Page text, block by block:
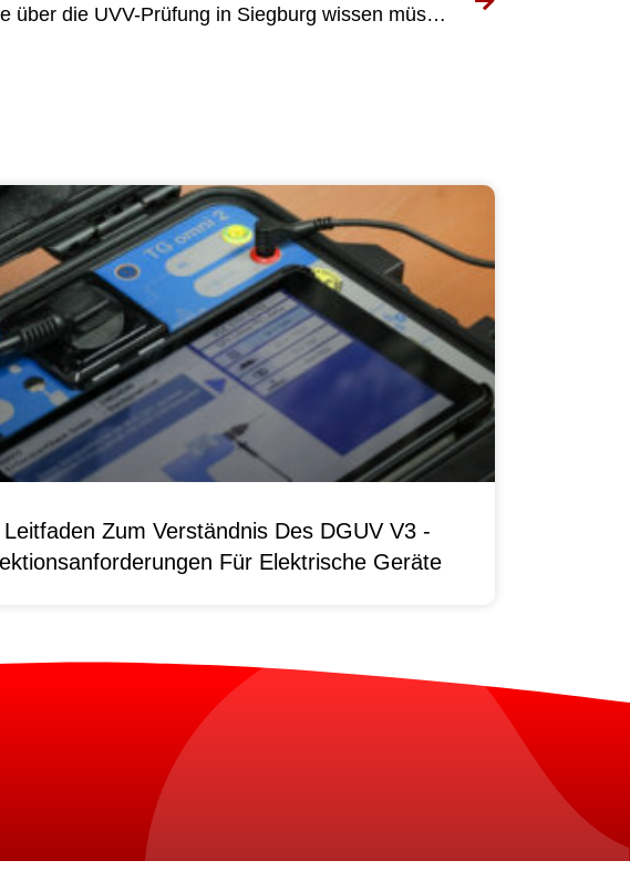
Alles, was Sie über die UVV-Prüfung in Siegburg wissen müssen
Leitfaden Zum Verständnis Des DGUV V3 -
Für Elektrische Geräte